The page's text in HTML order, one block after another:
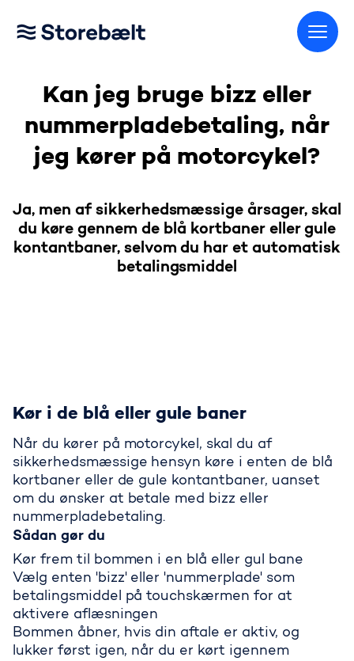
Kan jeg bruge bizz eller
nummerpladebetaling, når
jeg kører på motorcykel?
Ja, men af sikkerhedsmæssige årsager, skal
du køre gennem de blå kortbaner eller gule
kontantbaner, selvom du har et automatisk
betalingsmiddel
Kør i de blå eller gule baner
Når du kører på motorcykel, skal du af
sikkerhedsmæssige hensyn køre i enten de blå
kortbaner eller de gule kontantbaner, uanset
om du ønsker at betale med bizz eller
nummerpladebetaling.
Sådan gør du
Kør frem til bommen i en blå eller gul bane
Vælg enten 'bizz' eller 'nummerplade' som
betalingsmiddel på touchskærmen for at
aktivere aflæsningen
Bommen åbner, hvis din aftale er aktiv, og
lukker først igen, når du er kørt igennem